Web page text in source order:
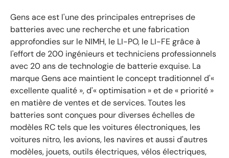
Gens ace est l'une des principales entreprises de
batteries avec une recherche et une fabrication
approfondies sur le NIMH, le LI-PO, le LI-FE grâce à
l'effort de 200 ingénieurs et techniciens professionnels
avec 20 ans de technologie de batterie exquise. La
marque Gens ace maintient le concept traditionnel d'«
excellente qualité », d'« optimisation » et de « priorité »
en matière de ventes et de services. Toutes les
batteries sont conçues pour diverses échelles de
modèles RC tels que les voitures électroniques, les
voitures nitro, les avions, les navires et aussi d'autres
modèles, jouets, outils électriques, vélos électriques,